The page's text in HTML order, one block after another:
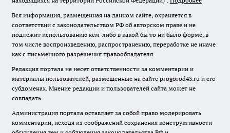
Вся информация, размещенная на данном сайте, охраняется в
соответствии с законодательством РФ об авторском праве и не
подлежит использованию кем-либо в какой бы то ни было форме, в
том числе воспроизведению, распространению, переработке не иначе
как с письменного разрешения правообладателя.
Редакция портала не несет ответственности за комментарии и
материалы пользователей, размещенные на сайте progorod43.ru и его
субдоменах. Мнение редакции и пользователей сайта может не
совпадать.
Администрация портала оставляет за собой право модерировать
комментарии, исходя из соображений сохранения конструктивности